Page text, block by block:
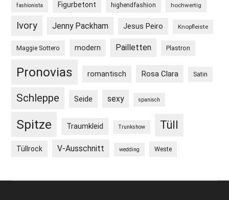
fashionista Figurbetont highendfashion hochwertig
Ivory Jenny Packham Jesus Peiro Knopfleiste
Maggie Sottero modern Pailletten Plastron
Pronovias romantisch Rosa Clara Satin
Schleppe Seide sexy spanisch
Spitze Traumkleid Trunkshow Tüll
Tüllrock V-Ausschnitt wedding Weste